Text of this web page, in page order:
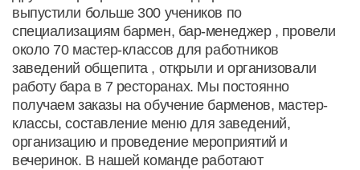
выпустили больше 300 учеников по
специализациям бармен, бар-менеджер , провели
около 70 мастер-классов для работников
заведений общепита , открыли и организовали
работу бара в 7 ресторанах. Мы постоянно
получаем заказы на обучение барменов, мастер-
классы, составление меню для заведений,
организацию и проведение мероприятий и
вечеринок. В нашей команде работают